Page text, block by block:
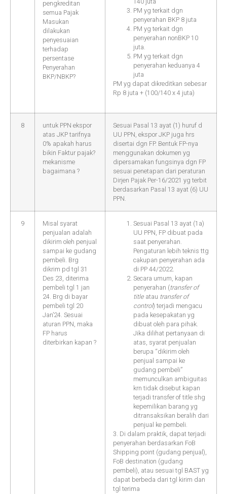
pengkreditan
semua Pajak
Masukan
dilakukan
penyesuaian
terhadap
persentase
Penyerahan
BKP/NBKP?
PM yg terkait dgn
penyerahan BKP 8 juta
PM yg terkait dgn
penyerahan nonBKP 10
juta.
PM yg terkait dgn
penyerahan keduanya 4
juta
PM yg dapat dikreditkan sebesar
Rp 8 juta + (100/140 x 4 juta)
8
untuk PPN ekspor
atas JKP tarifnya
0% apakah harus
bikin Faktur pajak?
mekanisme
bagaimana ?
Sesuai Pasal 13 ayat (1) huruf d
UU PPN, ekspor JKP juga hrs
disertai dgn FP. Bentuk FP-nya
menggunakan dokumen yg
dipersamakan fungsinya dgn FP
sesuai penetapan dari peraturan
Dirjen Pajak Per-16/2021 yg terbit
berdasarkan Pasal 13 ayat (6) UU
PPN.
9
Misal syarat
penjualan adalah
dikirim oleh penjual
sampai ke gudang
pembeli. Brg
dikrim pd tgl 31
Des 23, diterima
pembeli tgl 1 jan
24. Brg di bayar
pembeli tgl 20
Jan’24. Sesuai
aturan PPN, maka
FP harus
diterbirkan kapan ?
Sesuai Pasal 13 ayat (1a)
UU PPN, FP dibuat pada
saat penyerahan.
Pengaturan lebih teknis ttg
cakupan penyerahan ada
di PP 44/2022.
Secara umum, kapan
penyerahan (transfer of
title atau transfer of
control) terjadi mengacu
pada kesepakatan yg
dibuat oleh para pihak.
Jika dilihat pertanyaan di
atas, syarat penjualan
berupa “dikirim oleh
penjual sampai ke
gudang pembeli”
memunculkan ambiguitas
krn tidak disebut kapan
terjadi transfer of title shg
kepemilikan barang yg
ditransaksikan beralih dari
penjual ke pembeli.
3. Di dalam praktik, dapat terjadi
penyerahan berdasarkan FoB
Shipping point (gudang penjual),
FoB destination (gudang
pembeli), atau sesuai tgl BAST yg
dapat berbeda dari tgl kirim dan
tgl terima